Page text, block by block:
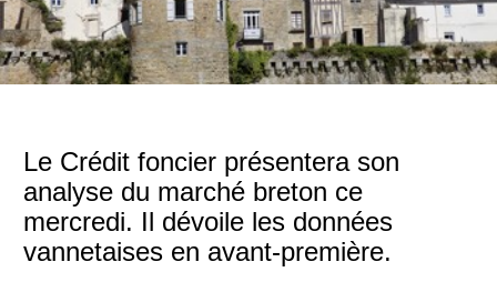
Le Crédit foncier présentera son
analyse du marché breton ce
mercredi. Il dévoile les données
vannetaises en avant-première.